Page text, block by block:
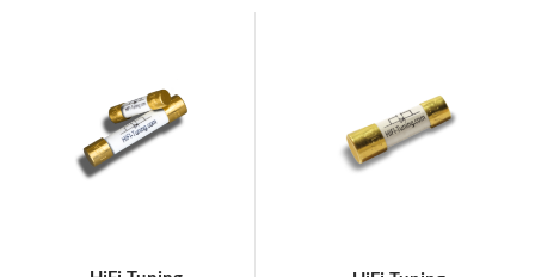
variaties.
Deze
optie
variaties.
Deze
optie